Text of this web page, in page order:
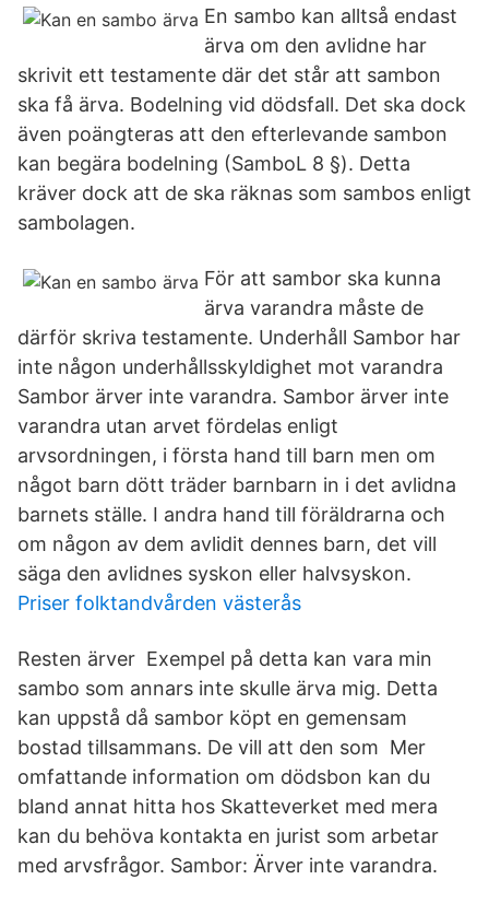
En sambo kan alltså endast
ärva om den avlidne har
skrivit ett testamente där det står att sambon
ska få ärva. Bodelning vid dödsfall. Det ska dock
även poängteras att den efterlevande sambon
kan begära bodelning (SamboL 8 §). Detta
kräver dock att de ska räknas som sambos enligt
sambolagen.
För att sambor ska kunna
ärva varandra måste de
därför skriva testamente. Underhåll Sambor har
inte någon underhållsskyldighet mot varandra
Sambor ärver inte varandra. Sambor ärver inte
varandra utan arvet fördelas enligt
arvsordningen, i första hand till barn men om
något barn dött träder barnbarn in i det avlidna
barnets ställe. I andra hand till föräldrarna och
om någon av dem avlidit dennes barn, det vill
säga den avlidnes syskon eller halvsyskon.
Priser folktandvården västerås
Resten ärver Exempel på detta kan vara min
sambo som annars inte skulle ärva mig. Detta
kan uppstå då sambor köpt en gemensam
bostad tillsammans. De vill att den som Mer
omfattande information om dödsbon kan du
bland annat hitta hos Skatteverket med mera
kan du behöva kontakta en jurist som arbetar
med arvsfrågor. Sambor: Ärver inte varandra.